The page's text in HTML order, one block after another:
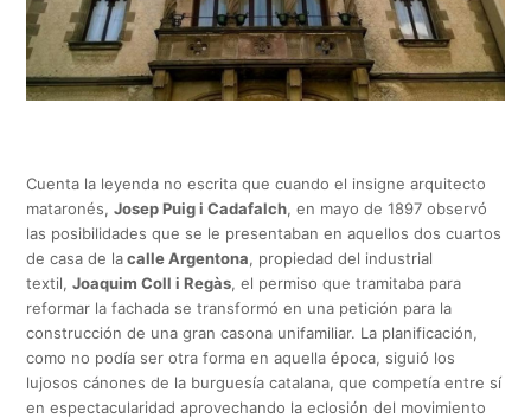
Cuenta la leyenda no escrita que cuando el insigne arquitecto
mataronés,Josep Puig i Cadafalch, en mayo de 1897 observó
las posibilidades que se le presentaban en aquellos dos cuartos
de casa de lacalle Argentona, propiedad del industrial
textil,Joaquim Coll i Regàs, el permiso que tramitaba para
reformar la fachada se transformó en una petición para la
construcción de una gran casona unifamiliar. La planificación,
como no podía ser otra forma en aquella época, siguió los
lujosos cánones de la burguesía catalana, que competía entre sí
en espectacularidad aprovechando la eclosión del movimiento